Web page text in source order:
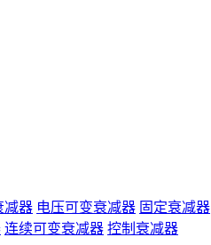
减器 电压可变衰减器 固定衰减器
连续可变衰减器 控制衰减器